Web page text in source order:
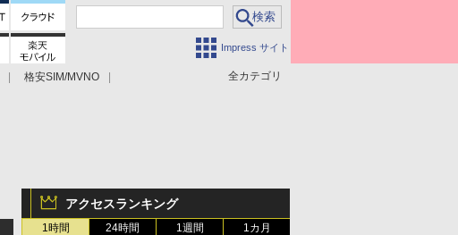
Impress サイト
全カテゴリ
格安SIM/MVNO
アクセスランキング
1時間 24時間 1週間 1カ月